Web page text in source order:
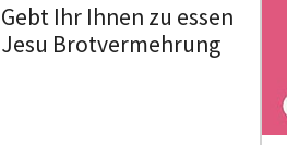
Gebt Ihr Ihnen zu essen
Jesu Brotvermehrung